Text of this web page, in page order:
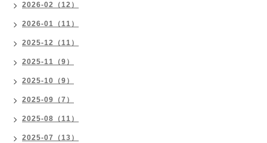
2026-02（12）
2026-01（11）
2025-12（11）
2025-11（9）
2025-10（9）
2025-09（7）
2025-08（11）
2025-07（13）